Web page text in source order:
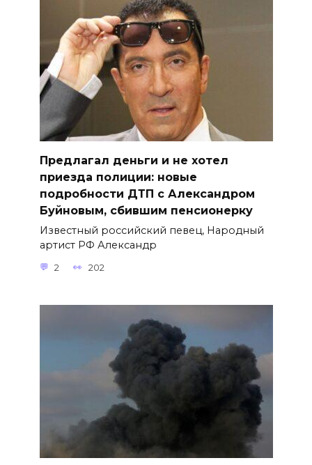
Предлагал деньги и не хотел
приезда полиции: новые
подробности ДТП с Александром
Буйновым, сбившим пенсионерку
Известный российский певец, Народный
артист РФ Александр
2 202